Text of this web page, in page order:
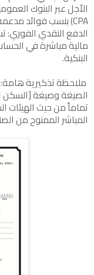
الأجل عبر البنوك
CPA) بنسب فوائد مدعمة.
الدفع النقدي الفوري:
مالية مباشرة في
البنكية.
ملاحظة تذكيرية
تماماً من حيث الهيئات
المباشر الممنوح من